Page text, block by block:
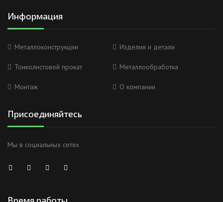
Информация
Металлоконструкции Изделия и детали
Тонколистовой прокат Металлообработка
Монтаж О компании
Присоединяйтесь
Мы в социальных сетях